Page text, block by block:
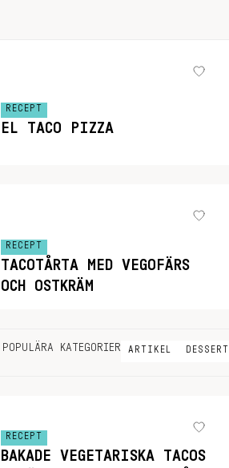
RECEPT
EL TACO PIZZA
RECEPT
TACOTÅRTA MED VEGOFÄRS
OCH OSTKRÄM
POPULÄRA KATEGORIER ARTIKEL DESSERT
RECEPT
BAKADE VEGETARISKA TACOS